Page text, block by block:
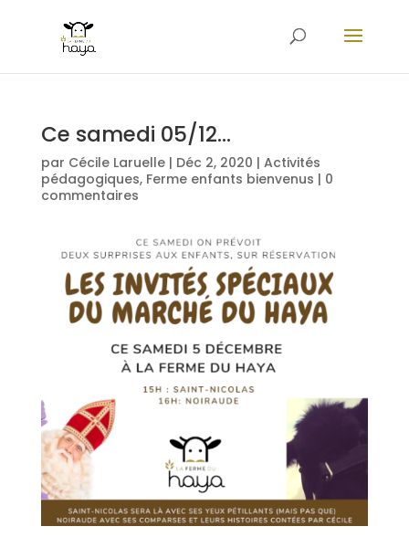
Ce samedi 05/12…
par Cécile Laruelle| Déc 2, 2020 | Activités
pédagogiques, Ferme enfants bienvenus | 0
commentaires